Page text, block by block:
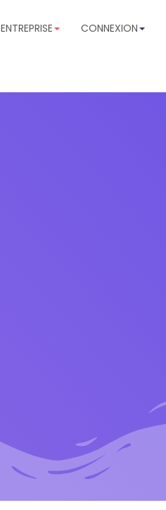
ENTREPRISE CONNEXION